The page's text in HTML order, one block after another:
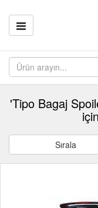
'Tipo Bagaj
Sırala